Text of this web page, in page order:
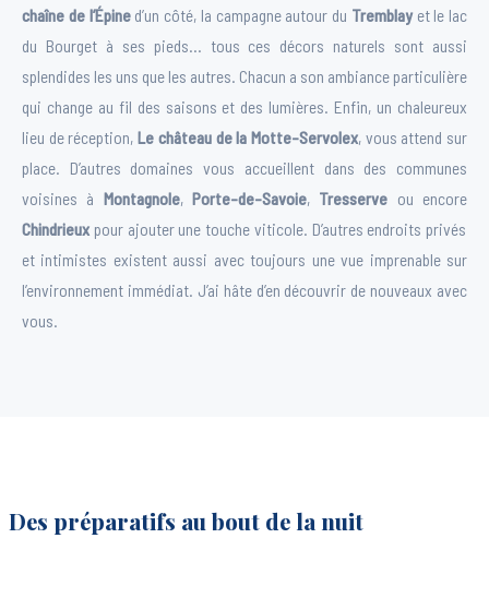
chaîne de l’Épined’un côté, la campagne autour du Tremblayet le lac
du Bourget à ses pieds… tous ces décors naturels sont aussi
splendides les uns que les autres. Chacun a son ambiance particulière
qui change au fil des saisons et des lumières. Enfin, un chaleureux
lieu de réception,Le château de la Motte-Servolex, vous attend sur
place. D’autres domaines vous accueillent dans des communes
voisines à Montagnole,Porte-de-Savoie, Tresserve ou encore
Chindrieux pour ajouter une touche viticole. D’autres endroits privés
et intimistes existent aussi avec toujours une vue imprenable sur
l’environnement immédiat. J’ai hâte d’en découvrir de nouveaux avec
vous.
Des préparatifs au bout de la nuit